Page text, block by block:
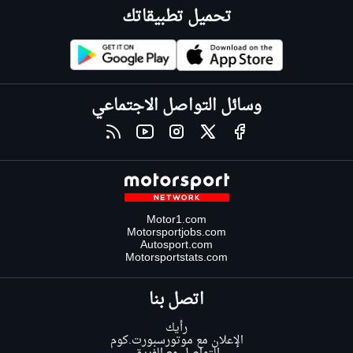
تحميل تطبيقاتك
وسائل التواصل الاجتماعي
Motor1.com
Motorsportjobs.com
Autosport.com
Motorsportstats.com
اتصل بنا
رأيك
الإعلان مع موتورسبورت.كوم